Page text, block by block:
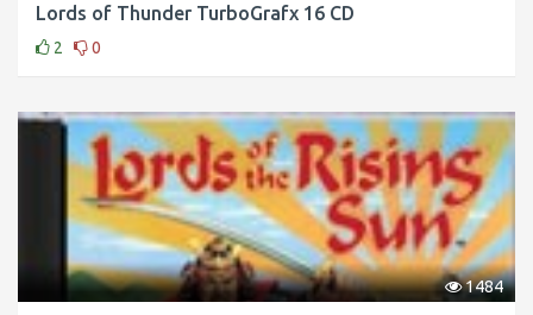
Lords of Thunder TurboGrafx 16 CD
2 0
1484